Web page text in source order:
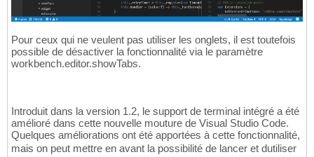
Pour ceux qui ne veulent pas utiliser les onglets, il est toutefois
possible de désactiver la fonctionnalité via le paramètre
workbench.editor.showTabs.
Introduit dans la version 1.2, le support de terminal intégré a été
amélioré dans cette nouvelle mouture de Visual Studio Code.
Quelques améliorations ont été apportées à cette fonctionnalité,
mais on peut mettre en avant la possibilité de lancer et dutiliser